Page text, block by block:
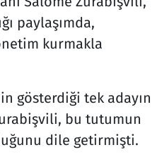
paylaşımda,
kurmakla
gösterdiği tek adayın
bu tutumun
dile getirmişti.